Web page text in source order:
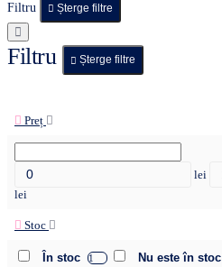
Filtru
Șterge filtre
Filtru Șterge filtre
Preț
lei
lei
Stoc
În stoc 1 Nu este în stoc